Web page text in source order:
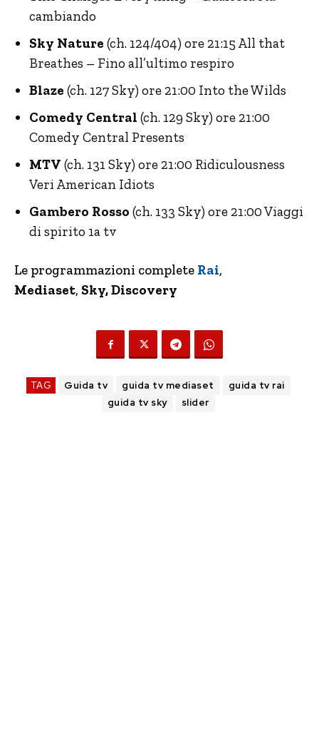
cambiando
Sky Nature (ch. 124/404) ore 21:15 All that
Breathes – Fino all’ultimo respiro
Blaze (ch. 127 Sky) ore 21:00 Into the Wilds
Comedy Central (ch. 129 Sky) ore 21:00
Comedy Central Presents
MTV (ch. 131 Sky) ore 21:00 Ridiculousness
Veri American Idiots
Gambero Rosso (ch. 133 Sky) ore 21:00 Viaggi
di spirito 1a tv
Le programmazioni complete Rai,
Mediaset, Sky, Discovery
TAG Guida tv guida tv mediaset
guida tv rai
guida tv sky
slider